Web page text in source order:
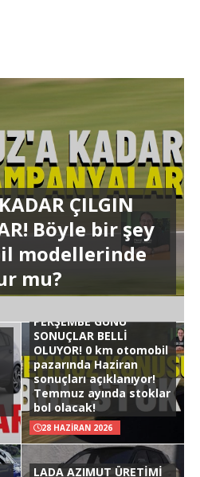
ÇILGIN
Böyle bir şey
modellerinde
mu?
PERŞEMBE GÜNÜ
SONUÇLAR BELLİ
OLUYOR! 0 km otomobil
pazarında Haziran
sonuçları açıklanıyor!
Temmuz ayında stoklar
bol olacak!
28 HAZIRAN 2026
LADA AZIMUT ÜRETİMİ